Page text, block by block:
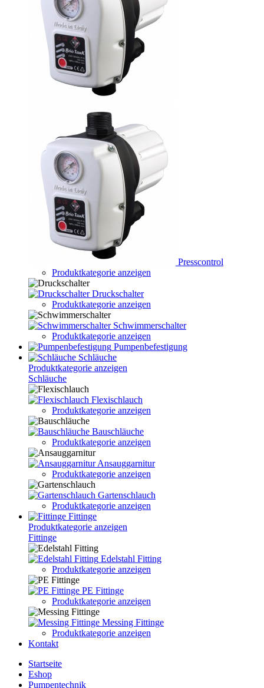
Presscontrol
Produktkategorie anzeigen
Druckschalter
Produktkategorie anzeigen
Schwimmerschalter
Produktkategorie anzeigen
Pumpenbefestigung
Schläuche
Produktkategorie anzeigen
Schläuche
Flexischlauch
Produktkategorie anzeigen
Bauschläuche
Produktkategorie anzeigen
Ansauggarnitur
Produktkategorie anzeigen
Gartenschlauch
Produktkategorie anzeigen
Fittinge
Produktkategorie anzeigen
Fittinge
Edelstahl Fitting
Produktkategorie anzeigen
PE Fittinge
Produktkategorie anzeigen
Messing Fittinge
Produktkategorie anzeigen
Kontakt
Startseite
Eshop
Pumpentechnik